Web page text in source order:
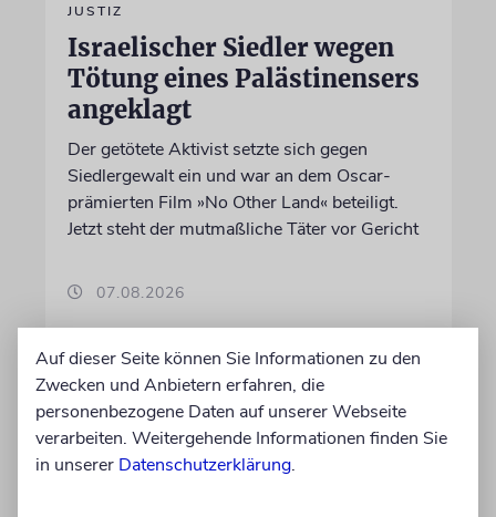
JUSTIZ
Israelischer Siedler wegen
Tötung eines Palästinensers
angeklagt
Der getötete Aktivist setzte sich gegen
Siedlergewalt ein und war an dem Oscar-
prämierten Film »No Other Land« beteiligt.
Jetzt steht der mutmaßliche Täter vor Gericht
07.08.2026
Auf dieser Seite können Sie Informationen zu den
Zwecken und Anbietern erfahren, die
personenbezogene Daten auf unserer Webseite
verarbeiten. Weitergehende Informationen finden Sie
in unserer Datenschutzerklärung.